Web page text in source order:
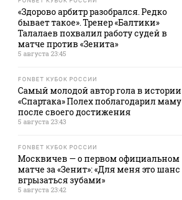
«Здорово арбитр разобрался. Редко
бывает такое». Тренер «Балтики»
Талалаев похвалил работу судей в
матче против «Зенита»
5 августа 23:45
FONBET КУБОК РОССИИ
Самый молодой автор гола в истории
«Спартака» Полех поблагодарил маму
после своего достижения
5 августа 23:43
FONBET КУБОК РОССИИ
Москвичев — о первом официальном
матче за «Зенит»: «Для меня это шанс
вгрызаться зубами»
5 августа 23:42